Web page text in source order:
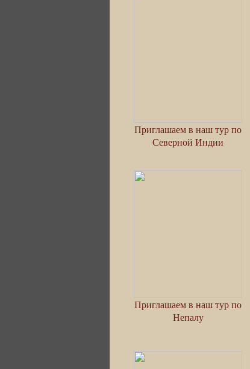
Приглашаем в наш тур по
Северной Индии
Приглашаем в наш тур по
Непалу